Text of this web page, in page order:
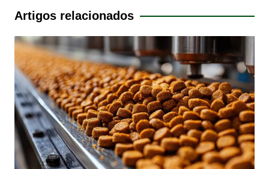
Post
Artigos relacionados